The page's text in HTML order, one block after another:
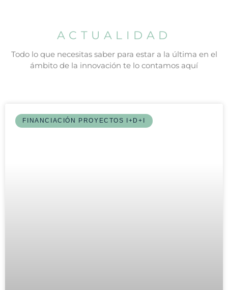
ACTUALIDAD
Todo lo que necesitas saber para estar a la última en el
ámbito de la innovación te lo contamos aquí
FINANCIACIÓN PROYECTOS I+D+I